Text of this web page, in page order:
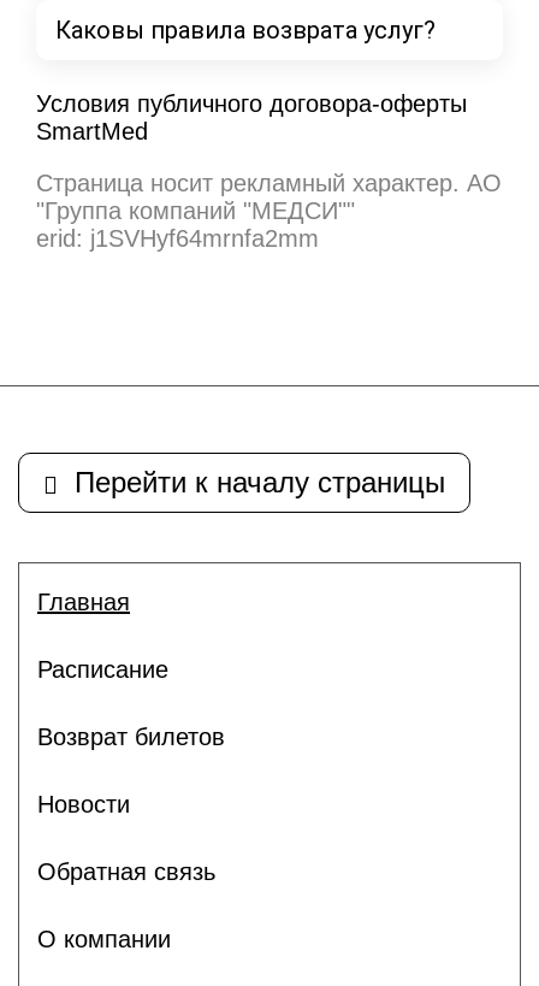
Каковы правила возврата услуг?
Условия публичного договора-оферты
SmartMed
Cтраница носит рекламный характер. АО
"Группа компаний "МЕДСИ""
erid: j1SVHyf64mrnfa2mm
Перейти к началу страницы
Главная
Расписание
Возврат билетов
Новости
Обратная связь
О компании